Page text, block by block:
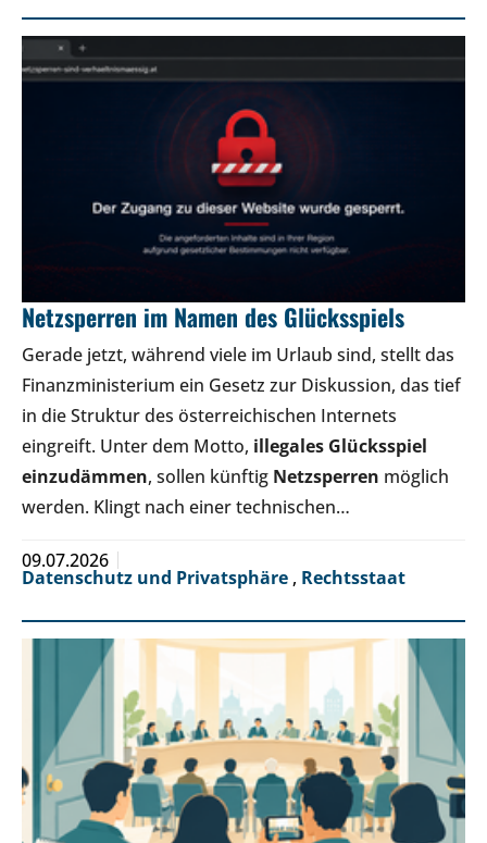
Netzsperren im Namen des Glücksspiels
Gerade jetzt, während viele im Urlaub sind, stellt das
Finanzministerium ein Gesetz zur Diskussion, das tief
in die Struktur des österreichischen Internets
eingreift. Unter dem Motto, illegales Glücksspiel
einzudämmen, sollen künftig Netzsperren möglich
werden. Klingt nach einer technischen…
09.07.2026
Datenschutz und Privatsphäre , Rechtsstaat